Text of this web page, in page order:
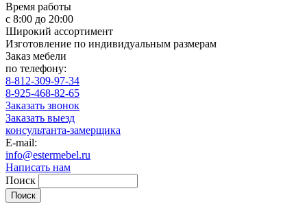
Время работы
с 8:00 до 20:00
Широкий ассортимент
Изготовление по индивидуальным размерам
Заказ мебели
по телефону:
8-812-309-97-34
8-925-468-82-65
Заказать звонок
Заказать выезд
консультанта-замерщика
E-mail:
info@estermebel.ru
Написать нам
Поиск